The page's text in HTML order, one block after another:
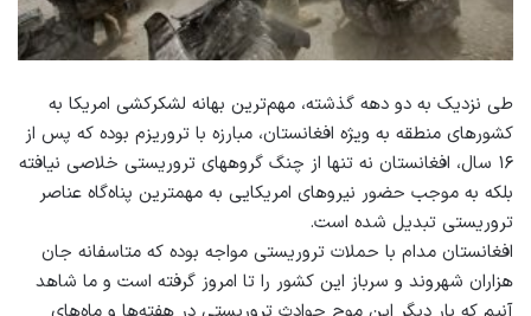
طی نزدیک به دو دهه گذشته، مهم‌ترین بهانه لشکرکشی امریکا به
کشورهای منطقه به ‌ویژه افغانستان، مبارزه با تروریزم بوده‌ که پس از
۱۶ سال، افغانستان نه‌ تنها از چنگ گروه‎های تروریستی خلاصی نیافته
بلکه به موجب حضور نیروهای امریکایی به مهمترین پناه‌گاه عناصر
تروریستی تبدیل شده‌ است.
افغانستان مدام با حملات تروریستی مواجه بوده که متاسفانه جان
هزاران شهروند و سرباز این کشور را تا امروز گرفته است و ما شاهد